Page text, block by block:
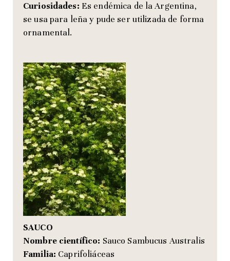
Curiosidades: Es endémica de la Argentina,
se usa para leña y pude ser utilizada de forma
ornamental.
SAUCO
Nombre científico: Sauco Sambucus Australis
Familia: Caprifoliáceas